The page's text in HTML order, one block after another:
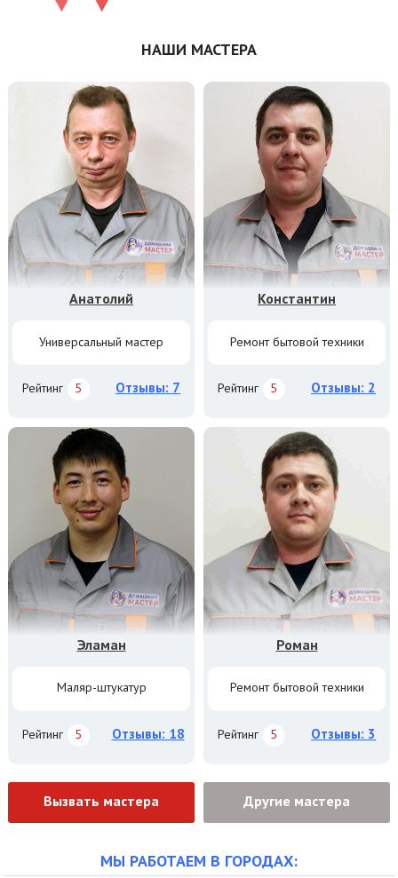
НАШИ МАСТЕРА
Анатолий
Универсальный мастер
Рейтинг 5 Отзывы: 7
Константин
Ремонт бытовой техники
Рейтинг 5 Отзывы: 2
Эламан
Маляр-штукатур
Рейтинг 5 Отзывы: 18
Роман
Ремонт бытовой техники
Рейтинг 5 Отзывы: 3
Вызвать мастера Другие мастера
МЫ РАБОТАЕМ В ГОРОДАХ: